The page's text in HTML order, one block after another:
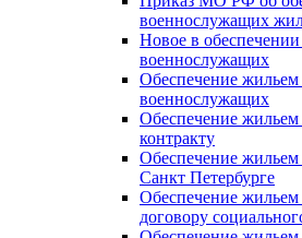
военнослужащих
Новое в
военнослужащих
Обеспечение
военнослужащих
Обеспечение
контракту
Обеспечение
Санкт Петербурге
Обеспечение
договору